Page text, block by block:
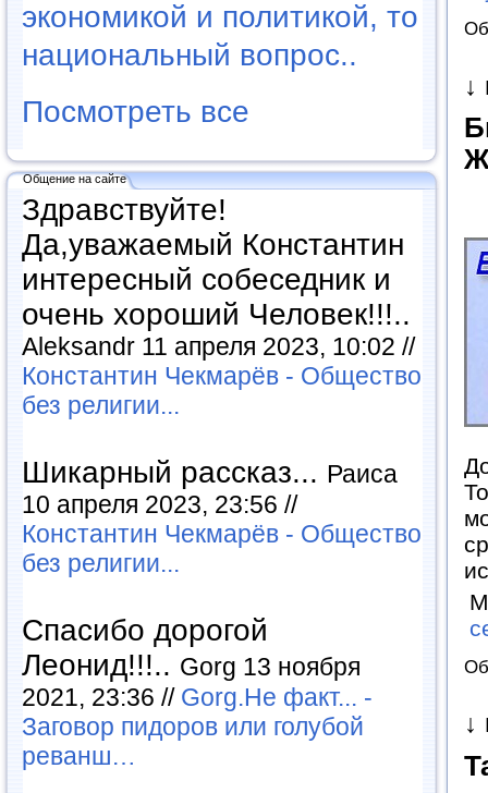
экономикой и политикой, то
национальный вопрос..
Посмотреть все
Общение на сайте
Здравствуйте!
Да,уважаемый Константин
интересный собеседник и
очень хороший Человек!!!..
Aleksandr 11 апреля 2023, 10:02 //
Константин Чекмарёв - Общество
без религии...
Шикарный рассказ... Раиса
10 апреля 2023, 23:56 //
Константин Чекмарёв - Общество
без религии...
Спасибо дорогой
Леонид!!!.. Gorg 13 ноября
2021, 23:36 // Gorg.Не факт... -
Заговор пидоров или голубой
реванш…